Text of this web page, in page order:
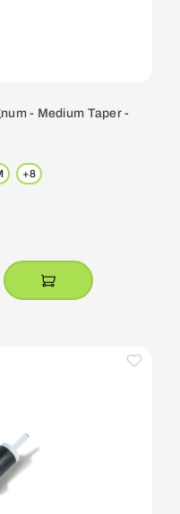
- Medium Taper -
verfügbar.)
zurzeit nicht verfügbar.)
+8